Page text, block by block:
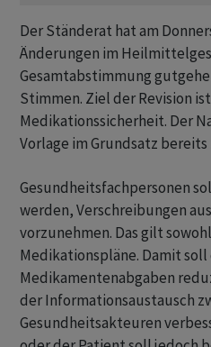
Der Ständerat hat am
Änderungen im
Gesamtabstimmung
Stimmen. Ziel der Revision
Medikationssicherheit. Der
Vorlage im Grundsatz
Gesundheitsfachpersonen
werden, Verschreibungen
vorzunehmen. Das gilt
Medikationspläne. Damit soll
Medikamentenabgaben
der Informationsaustausch
Gesundheitsakteuren